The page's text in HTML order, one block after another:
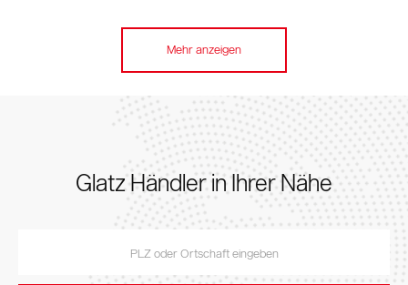
Mehr anzeigen
Glatz Händler in Ihrer Nähe